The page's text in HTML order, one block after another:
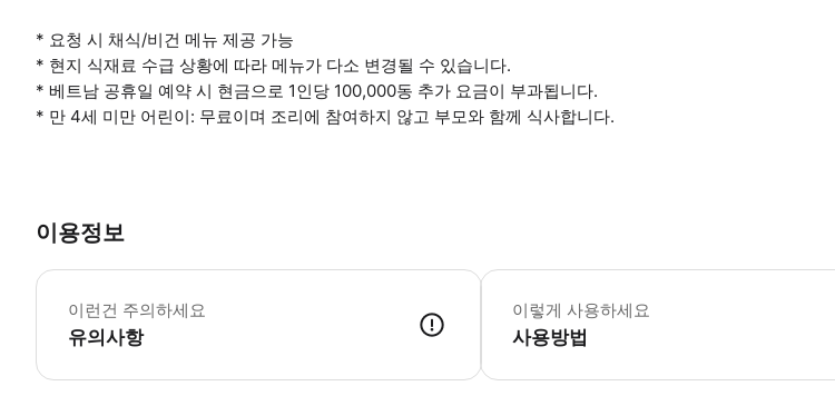
* 요청 시 채식/비건 메뉴 제공 가능
* 현지 식재료 수급 상황에 따라 메뉴가 다소 변경될 수 있습니다.
* 베트남 공휴일 예약 시 현금으로 1인당 100,000동 추가 요금이 부과됩니다.
* 만 4세 미만 어린이: 무료이며 조리에 참여하지 않고 부모와 함께 식사합니다.
이용정보
이런건 주의하세요
유의사항
4세 미만 어린이: 무료이며 조리에 참여하지 않고 부
이렇게 사용하세요
사용방법